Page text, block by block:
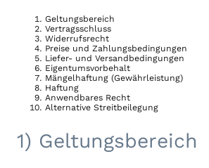
Geltungsbereich
Vertragsschluss
Widerrufsrecht
Preise und Zahlungsbedingungen
Liefer- und Versandbedingungen
Eigentumsvorbehalt
Mängelhaftung (Gewährleistung)
Haftung
Anwendbares Recht
Alternative Streitbeilegung
1) Geltungsbereich